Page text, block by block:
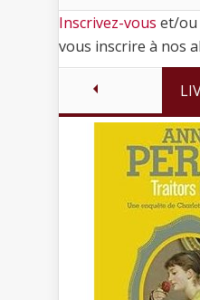
Inscrivez-vous et/ou
vous inscrire à nos